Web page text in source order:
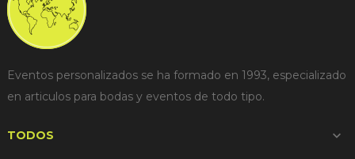
Eventos personalizados se ha formado en 1993, especializado
en articulos para bodas y eventos de todo tipo.
TODOS 